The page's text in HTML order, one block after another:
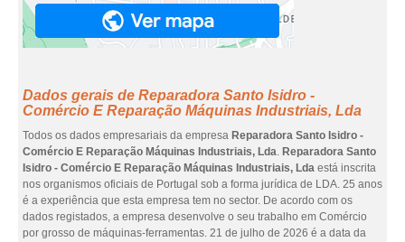
Dados gerais de Reparadora Santo Isidro -
Comércio E Reparação Máquinas Industriais, Lda
Todos os dados empresariais da empresa Reparadora Santo Isidro -
Comércio E Reparação Máquinas Industriais, Lda. Reparadora Santo
Isidro - Comércio E Reparação Máquinas Industriais, Lda está inscrita
nos organismos oficiais de Portugal sob a forma jurídica de LDA. 25 anos
é a experiência que esta empresa tem no sector. De acordo com os
dados registados, a empresa desenvolve o seu trabalho em Comércio
por grosso de máquinas-ferramentas. 21 de julho de 2026 é a data da